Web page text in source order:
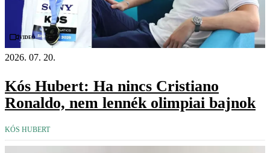
Videó
2026. 07. 20.
Kós Hubert: Ha nincs Cristiano
Ronaldo, nem lennék olimpiai bajnok
KÓS HUBERT